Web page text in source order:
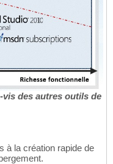
des autres outils de
à la création rapide de